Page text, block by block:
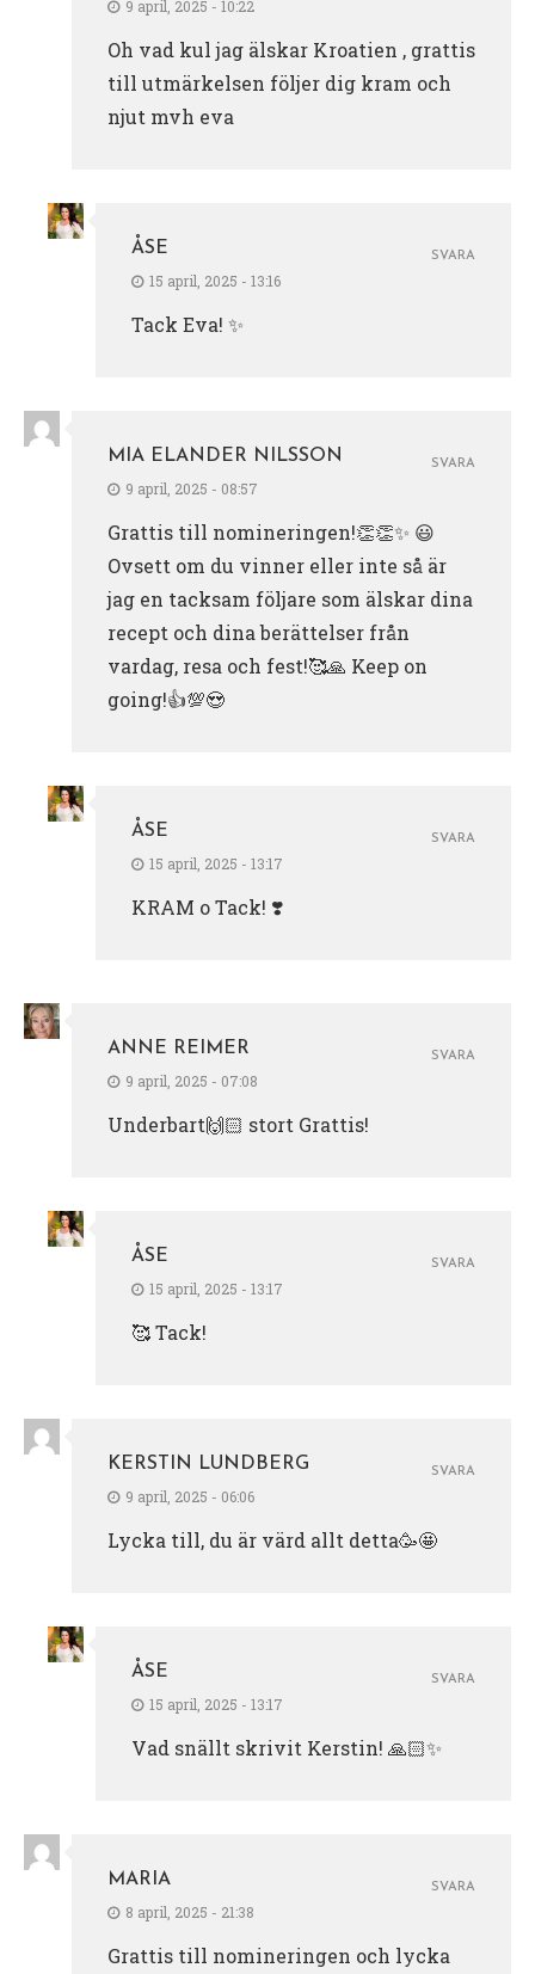
9 april, 2025 - 10:22
Oh vad kul jag älskar Kroatien , grattis
till utmärkelsen följer dig kram och
njut mvh eva
ÅSE
15 april, 2025 - 13:16
Tack Eva! ✨
SVARA
MIA ELANDER NILSSON
9 april, 2025 - 08:57
Grattis till nomineringen!👏👏✨️ 😃
Ovsett om du vinner eller inte så är
jag en tacksam följare som älskar dina
recept och dina berättelser från
vardag, resa och fest!🥰🙏 Keep on
going!👍💯😍
SVARA
ÅSE
15 april, 2025 - 13:17
KRAM o Tack! ❣️
SVARA
ANNE REIMER
9 april, 2025 - 07:08
Underbart🙌🏻 stort Grattis!
SVARA
ÅSE
15 april, 2025 - 13:17
🥰 Tack!
SVARA
KERSTIN LUNDBERG
9 april, 2025 - 06:06
Lycka till, du är värd allt detta🥳🤩
SVARA
ÅSE
15 april, 2025 - 13:17
Vad snällt skrivit Kerstin! 🙏🏻✨
SVARA
MARIA
8 april, 2025 - 21:38
Grattis till nomineringen och lycka
SVARA